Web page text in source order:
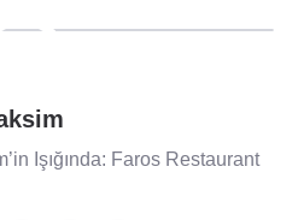
Işığında: Faros Restaurant